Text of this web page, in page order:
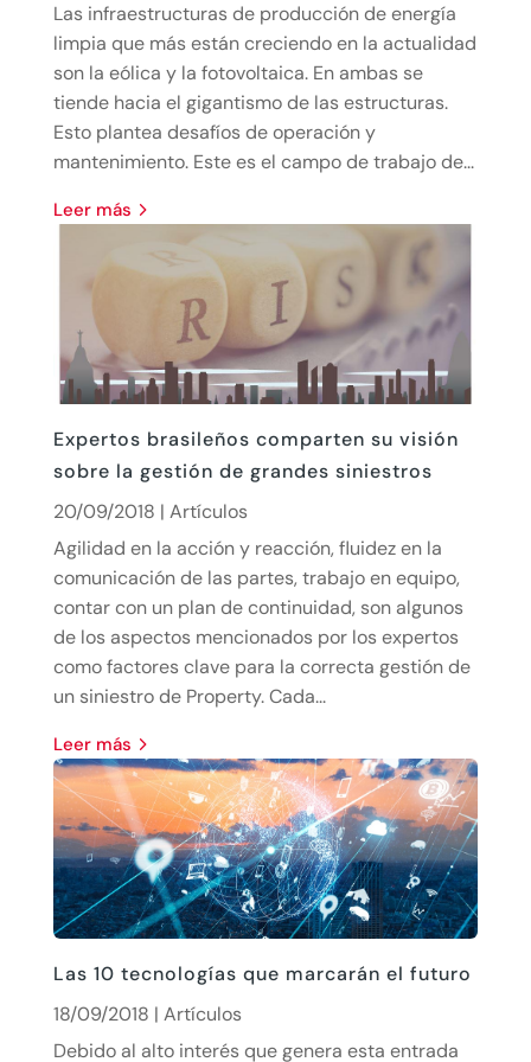
Las infraestructuras de producción de energía
limpia que más están creciendo en la actualidad
son la eólica y la fotovoltaica. En ambas se
tiende hacia el gigantismo de las estructuras.
Esto plantea desafíos de operación y
mantenimiento. Este es el campo de trabajo de...
leer más
Expertos brasileños comparten su visión
sobre la gestión de grandes siniestros
20/09/2018 | Artículos
Agilidad en la acción y reacción, fluidez en la
comunicación de las partes, trabajo en equipo,
contar con un plan de continuidad, son algunos
de los aspectos mencionados por los expertos
como factores clave para la correcta gestión de
un siniestro de Property. Cada...
leer más
Las 10 tecnologías que marcarán el futuro
18/09/2018 | Artículos
Debido al alto interés que genera esta entrada